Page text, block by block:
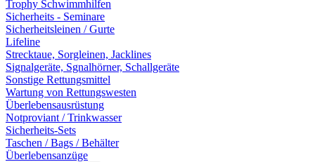
Trophy Schwimmhilfen
Sicherheits - Seminare
Sicherheitsleinen / Gurte
Lifeline
Strecktaue, Sorgleinen, Jacklines
Signalgeräte, Sgnalhörner, Schallgeräte
Sonstige Rettungsmittel
Wartung von Rettungswesten
Überlebensausrüstung
Notproviant / Trinkwasser
Sicherheits-Sets
Taschen / Bags / Behälter
Überlebensanzüge